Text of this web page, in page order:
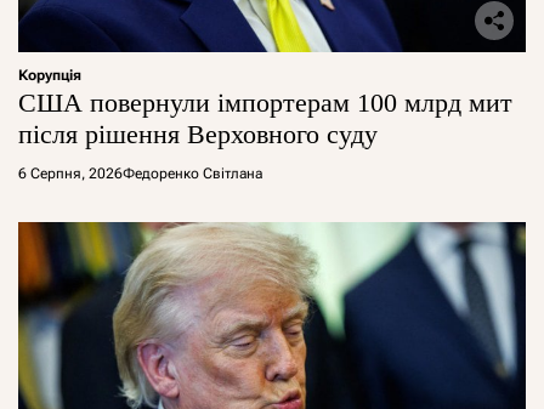
Корупція
США повернули імпортерам 100 млрд мит
після рішення Верховного суду
6 Серпня, 2026Федоренко Світлана